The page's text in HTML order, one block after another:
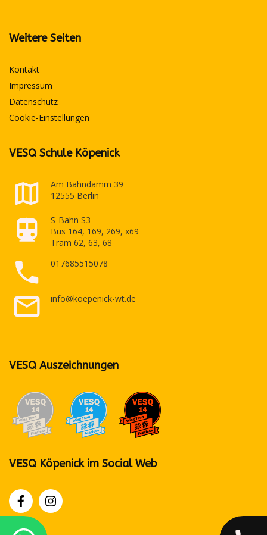
Weitere Seiten
Kontakt
Impressum
Datenschutz
Cookie-Einstellungen
VESQ Schule Köpenick
Am Bahndamm 39
12555 Berlin
S-Bahn S3
Bus 164, 169, 269, x69
Tram 62, 63, 68
017685515078
info@koepenick-wt.de
VESQ Auszeichnungen
VESQ Köpenick im Social Web